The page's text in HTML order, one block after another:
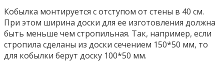
Кобылка монтируется с отступом от стены в 40 см.
При этом ширина доски для ее изготовления должна
быть меньше чем стропильная. Так, например, если
стропила сделаны из доски сечением 150*50 мм, то
для кобылки берут доску 100*50 мм.